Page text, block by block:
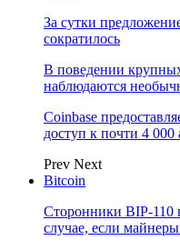
За сутки
сократилось
В поведении
наблюдаются
Coinbase
доступ к почти 4
Prev Next
Bitcoin
Сторонники BIP-110
случае, если